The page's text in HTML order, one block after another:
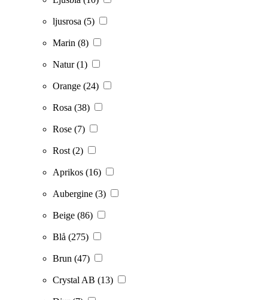
ljusrosa (5)
Marin (8)
Natur(1)
Orange (24)
Rosa (38)
Rose (7)
Rost (2)
Aprikos (16)
Aubergine (3)
Beige (86)
Blå (275)
Brun (47)
Crystal AB (13)